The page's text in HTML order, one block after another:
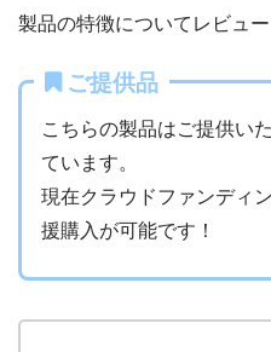
製品の特徴についてレビュ
ご提供品
こちらの製品はご提供い
ています。
現在クラウドファンディ
援購入が可能です！